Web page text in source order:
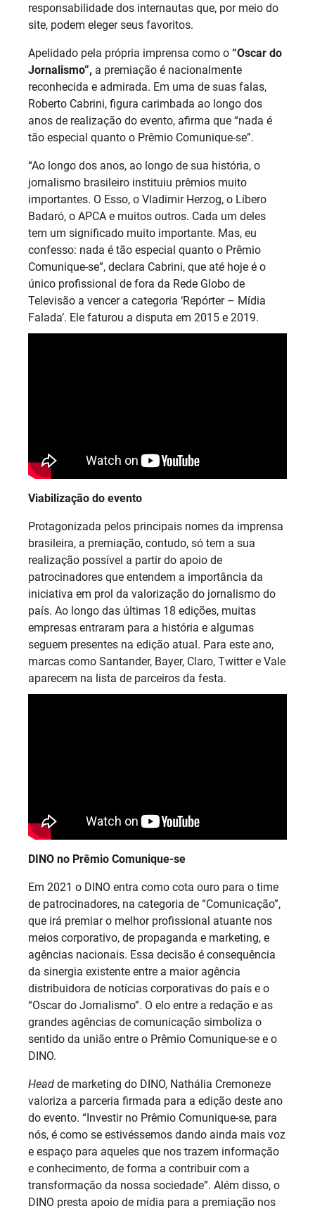
responsabilidade dos internautas que, por meio do
site, podem eleger seus favoritos.
Apelidado pela própria imprensa como o “Oscar do
Jornalismo”, a premiação é nacionalmente
reconhecida e admirada. Em uma de suas falas,
Roberto Cabrini, figura carimbada ao longo dos
anos de realização do evento, afirma que “nada é
tão especial quanto o Prêmio Comunique-se”.
“Ao longo dos anos, ao longo de sua história, o
jornalismo brasileiro instituiu prêmios muito
importantes. O Esso, o Vladimir Herzog, o Líbero
Badaró, o APCA e muitos outros. Cada um deles
tem um significado muito importante. Mas, eu
confesso: nada é tão especial quanto o Prêmio
Comunique-se”, declara Cabrini, que até hoje é o
único profissional de fora da Rede Globo de
Televisão a vencer a categoria ‘Repórter – Mídia
Falada’. Ele faturou a disputa em 2015 e 2019.
Viabilização do evento
Protagonizada pelos principais nomes da imprensa
brasileira, a premiação, contudo, só tem a sua
realização possível a partir do apoio de
patrocinadores que entendem a importância da
iniciativa em prol da valorização do jornalismo do
país. Ao longo das últimas 18 edições, muitas
empresas entraram para a história e algumas
seguem presentes na edição atual. Para este ano,
marcas como Santander, Bayer, Claro, Twitter e Vale
aparecem na lista de parceiros da festa.
DINO no Prêmio Comunique-se
Em 2021 o DINO entra como cota ouro para o time
de patrocinadores, na categoria de “Comunicação”,
que irá premiar o melhor profissional atuante nos
meios corporativo, de propaganda e marketing, e
agências nacionais. Essa decisão é consequência
da sinergia existente entre a maior agência
distribuidora de notícias corporativas do país e o
“Oscar do Jornalismo”. O elo entre a redação e as
grandes agências de comunicação simboliza o
sentido da união entre o Prêmio Comunique-se e o
DINO.
Head de marketing do DINO, Nathália Cremoneze
valoriza a parceria firmada para a edição deste ano
do evento. “Investir no Prêmio Comunique-se, para
nós, é como se estivéssemos dando ainda mais voz
e espaço para aqueles que nos trazem informação
e conhecimento, de forma a contribuir com a
transformação da nossa sociedade”. Além disso, o
DINO presta apoio de mídia para a premiação nos